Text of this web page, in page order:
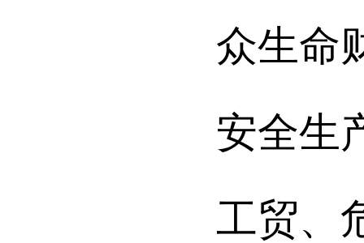
众生命
安全生
工贸、